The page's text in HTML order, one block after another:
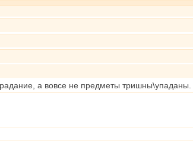
а вовсе не предметы тришны\упаданы.